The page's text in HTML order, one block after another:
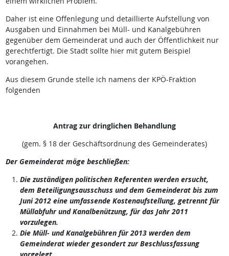
Daher ist eine Offenlegung und detaillierte Aufstellung von
Ausgaben und Einnahmen bei Müll- und Kanalgebühren
gegenüber dem Gemeinderat und auch der Öffentlichkeit nur
gerechtfertigt. Die Stadt sollte hier mit gutem Beispiel
vorangehen.
Aus diesem Grunde stelle ich namens der KPÖ-Fraktion
folgenden
Antrag zur dringlichen Behandlung
(gem. § 18 der Geschäftsordnung des Gemeinderates)
Der Gemeinderat möge beschließen:
Die zuständigen politischen Referenten werden ersucht,
dem Beteiligungsausschuss und dem Gemeinderat bis zum
Juni 2012 eine umfassende Kostenaufstellung, getrennt für
Müllabfuhr und Kanalbenützung, für das Jahr 2011
vorzulegen.
Die Müll- und Kanalgebühren für 2013 werden dem
Gemeinderat wieder gesondert zur Beschlussfassung